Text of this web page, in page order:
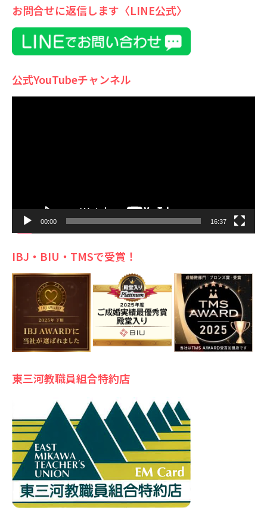
お問合せに返信します〈LINE公式〉
公式YouTubeチャンネル
動
00:00 16:37
IBJ・BIU・TMSで受賞！
東三河教職員組合特約店